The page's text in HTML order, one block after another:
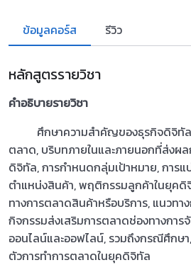
ข้อมูลคอร์ส รีวิว
หลักสูตรรายวิชา
คำอธิบายรายวิชา
ศึกษาความสำคัญของธุรกิจดิจิทั
ตลาด, บริบทภายในและภายนอกที่ส่งผ
ดิจิทัล, การกำหนดกลุ่มเป้าหมาย, การแ
ตำแหน่งสินค้า, พฤติกรรมลูกค้าในยุคดิ
ทางการตลาดสินค้าหรือบริการ, แนวทา
กิจกรรมส่งเสริมการตลาดช่องทางการ
ออนไลน์และออฟไลน์, รวมถึงกรณีศึกษา
ตัวการทำการตลาดในยุคดิจิทัล